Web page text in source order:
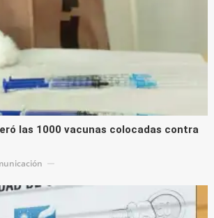
las 1000 vacunas colocadas contra